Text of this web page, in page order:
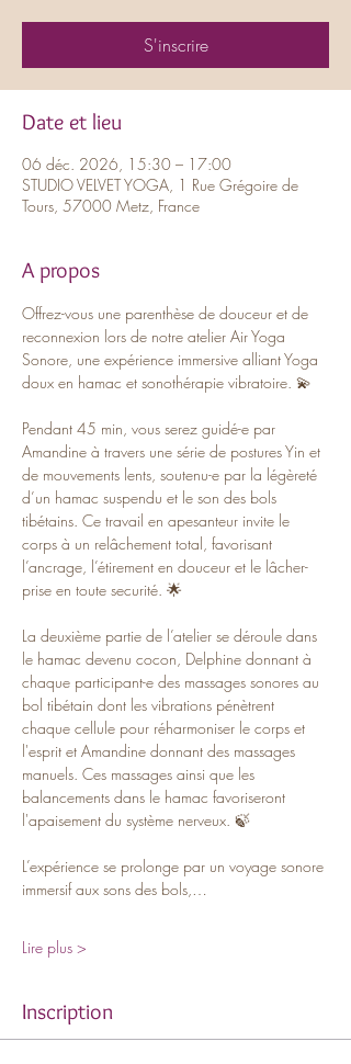
S'inscrire
Date et lieu
06 déc. 2026, 15:30 – 17:00
STUDIO VELVET YOGA, 1 Rue Grégoire de
Tours, 57000 Metz, France
A propos
Offrez-vous une parenthèse de douceur et de
reconnexion lors de notre atelier Air Yoga
Sonore, une expérience immersive alliant Yoga
doux en hamac et sonothérapie vibratoire. 💫
Pendant 45 min, vous serez guidé-e par
Amandine à travers une série de postures Yin et
de mouvements lents, soutenu-e par la légèreté
d’un hamac suspendu et le son des bols
tibétains. Ce travail en apesanteur invite le
corps à un relâchement total, favorisant
l’ancrage, l’étirement en douceur et le lâcher-
prise en toute securité. 🌟
La deuxième partie de l’atelier se déroule dans
le hamac devenu cocon, Delphine donnant à
chaque participant-e des massages sonores au
bol tibétain dont les vibrations pénètrent
chaque cellule pour réharmoniser le corps et
l'esprit et Amandine donnant des massages
manuels. Ces massages ainsi que les
balancements dans le hamac favoriseront
l'apaisement du système nerveux. 🍃
L’expérience se prolonge par un voyage sonore
immersif aux sons des bols,…
Lire plus >
Inscription